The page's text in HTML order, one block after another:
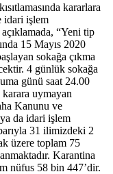
kararlara
idari işlem
“Yeni tip
15 Mayıs 2020
sokağa çıkma
4 günlük sokağa
günü saat 24.00
karara uymayan
Kanunu ve
da idari işlem
31 ilimizdeki 2
üzere toplam 75
Karantina
nüfus 58 bin 447’dir.